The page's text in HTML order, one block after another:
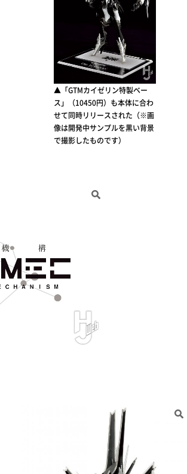
▲「GTMカイゼリン特製ベー
ス」（10450円）も本体に合わ
せて同時リリースされた（※画
像は開発中サンプルを黒い背景
で撮影したものです）